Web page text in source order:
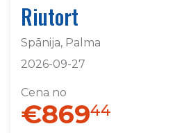
Riutort
Spānija, Palma
2026-09-27
Cena no
€86944